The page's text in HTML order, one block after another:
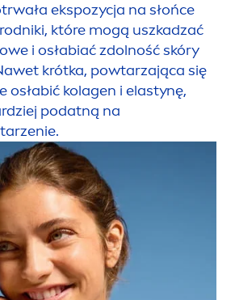
ekspozycja na słońce
które mogą uszkadzać
i osłabiać zdolność skóry
krótka, powtarzająca się
osłabić kolagen i elastynę,
podatną na